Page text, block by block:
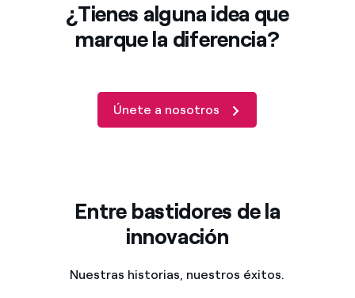
¿Tienes alguna idea que
marque la diferencia?
Únete a nosotros
Entre bastidores de la
innovación
Nuestras historias, nuestros éxitos.